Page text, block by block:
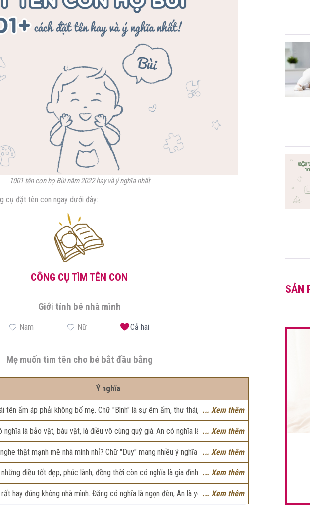
1001 tên con họ Bùi năm 2022 hay và ý nghĩa nhất
cụ đặt tên con ngay dưới đây:
CÔNG CỤ TÌM TÊN CON
Giới tính bé nhà mình
Nam Nữ Cả hai
Mẹ muốn tìm tên cho bé bắt đầu bằng
Ý nghĩa
tên ấm áp phải không bố mẹ. Chữ "Bình" là sự êm ấm, thư thái, còn "An" có
lành, yên bình. “Bình An” có thể hiểu là cha mẹ mong con có cuộc sống bình
an, êm đềm, sẽ không gặp bất cứ sóng gió hay trắc trở nào đó.
... Xem thêm
nghĩa là bảo vật, báu vật, là điều vô cùng quý giá. An có nghĩa là an lành, yên
An có thể hiểu con như bảo vật quý giá, mang đến bình an, may mắn cho cả
gia đình
... Xem thêm
thật mạnh mẽ nhà mình nhỉ? Chữ "Duy" mang nhiều ý nghĩa tốt đẹp, là từ
minh, hiểu biết hoặc ước mong về một cuộc sống viên mãn, đầy đủ. Còn
có nghĩa là an lành, bình yên, mong cho con có một cuộc sống vô lo, vô nghĩ.
... Xem thêm
điều tốt đẹp, phúc lành, đồng thời còn có nghĩa là gia đình, là mái nhà nơi
sum vầy, quây quần bên nhau. Đặc biệt còn có nghĩa là sự đẹp đẽ, ưu tú,
chất cao quý. "An" là bình an, may mắn, thư thái, an toàn. Gia An là "sự bình
... Xem thêm
hay đúng không nhà mình. Đăng có nghĩa là ngọn đèn, An là yên định. Đăng
là ngọn đèn bình yên, mong con có cuộc sống yên bình, là người có năng
... Xem thêm
SẢN